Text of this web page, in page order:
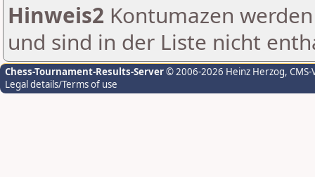
Hinweis2 Kontumazen
und sind in der Liste nicht
Chess-Tournament-Results-Server© 2006-2026 Heinz Herzog,
Legal details/Terms of use